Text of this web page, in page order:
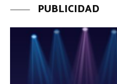
PUBLICIDAD